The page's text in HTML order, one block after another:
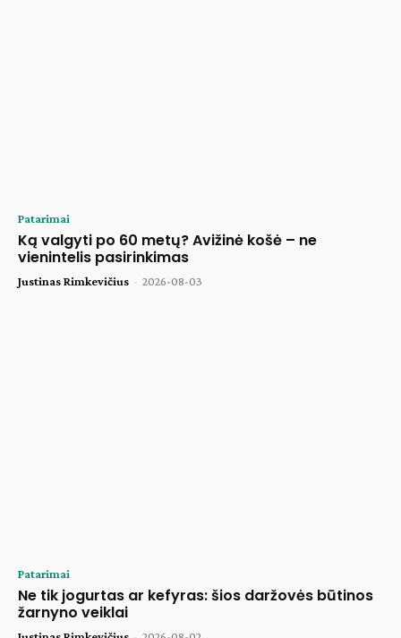
Patarimai
Ką valgyti po 60 metų? Avižinė košė – ne
vienintelis pasirinkimas
Justinas Rimkevičius - 2026-08-03
Patarimai
Ne tik jogurtas ar kefyras: šios daržovės būtinos
žarnyno veiklai